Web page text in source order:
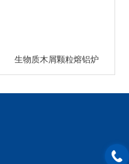
生物质木屑颗粒熔铝炉